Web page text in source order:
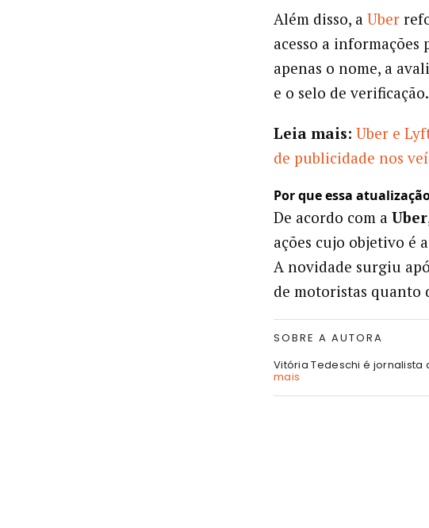
Além disso, a Uber
acesso a informações
apenas o nome, a
e o selo de verificação.
Leia mais: Uber e
de publicidade nos
Por que essa
De acordo com a Uber
ações cujo objetivo é
A novidade surgiu
de motoristas quanto
SOBRE A AUTORA
Vitória Tedeschi é
mais